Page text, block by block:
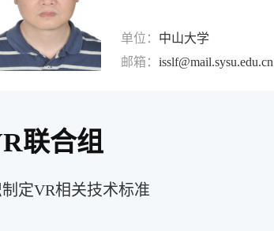
单位： 中山大学
邮箱： isslf@mail.sysu.edu.cn
联合组
定VR相关技术标准